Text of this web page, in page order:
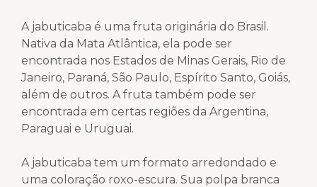
A jabuticaba é uma fruta originária do Brasil.
Nativa da Mata Atlântica, ela pode ser
encontrada nos Estados de Minas Gerais, Rio de
Janeiro, Paraná, São Paulo, Espírito Santo, Goiás,
além de outros. A fruta também pode ser
encontrada em certas regiões da Argentina,
Paraguai e Uruguai.
A jabuticaba tem um formato arredondado e
uma coloração roxo-escura. Sua polpa branca